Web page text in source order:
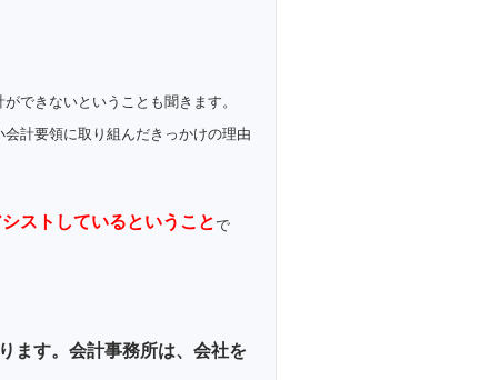
できないということも聞きます。
計要領に取り組んだきっかけの理由
ストしているということで
ます。会計事務所は、会社を